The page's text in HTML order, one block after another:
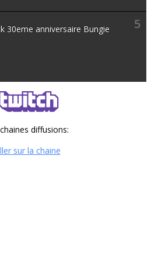
5
30eme anniversaire Bungie
diffusions:
sur la chaine